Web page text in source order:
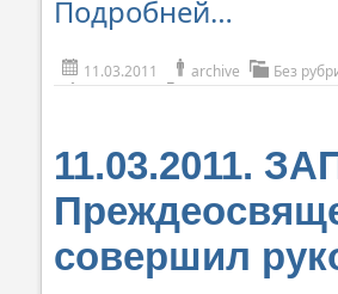
Подробней…
11.03.2011 archive Без
11.03.2011.
совершил